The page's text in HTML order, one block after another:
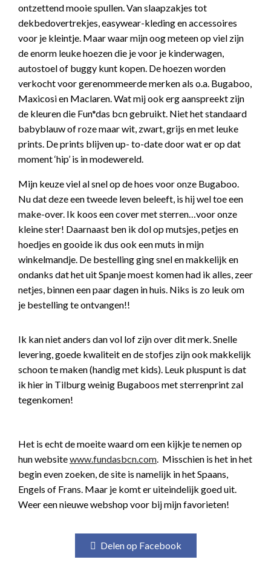
ontzettend mooie spullen. Van slaapzakjes tot
dekbedovertrekjes, easywear-kleding en accessoires
voor je kleintje. Maar waar mijn oog meteen op viel zijn
de enorm leuke hoezen die je voor je kinderwagen,
autostoel of buggy kunt kopen. De hoezen worden
verkocht voor gerenommeerde merken als o.a. Bugaboo,
Maxicosi en Maclaren. Wat mij ook erg aanspreekt zijn
de kleuren die Fun*das bcn gebruikt. Niet het standaard
babyblauw of roze maar wit, zwart, grijs en met leuke
prints. De prints blijven up- to-date door wat er op dat
moment ‘hip’ is in modewereld.
Mijn keuze viel al snel op de hoes voor onze Bugaboo.
Nu dat deze een tweede leven beleeft, is hij wel toe een
make-over. Ik koos een cover met sterren…voor onze
kleine ster! Daarnaast ben ik dol op mutsjes, petjes en
hoedjes en gooide ik dus ook een muts in mijn
winkelmandje. De bestelling ging snel en makkelijk en
ondanks dat het uit Spanje moest komen had ik alles, zeer
netjes, binnen een paar dagen in huis. Niks is zo leuk om
je bestelling te ontvangen!!
Ik kan niet anders dan vol lof zijn over dit merk. Snelle
levering, goede kwaliteit en de stofjes zijn ook makkelijk
schoon te maken (handig met kids). Leuk pluspunt is dat
ik hier in Tilburg weinig Bugaboos met sterrenprint zal
tegenkomen!
Het is echt de moeite waard om een kijkje te nemen op
hun websitewww.fundasbcn.com. Misschien is het in het
begin even zoeken, de site is namelijk in het Spaans,
Engels of Frans. Maar je komt er uiteindelijk goed uit.
Weer een nieuwe webshop voor bij mijn favorieten!
Delen op Facebook